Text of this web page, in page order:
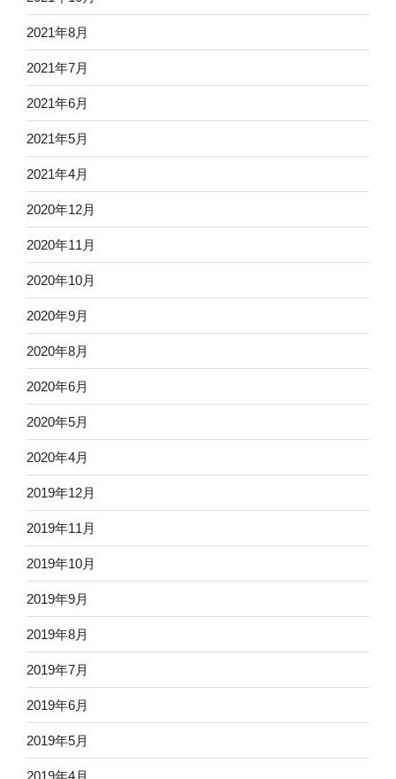
2021年8月
2021年7月
2021年6月
2021年5月
2021年4月
2020年12月
2020年11月
2020年10月
2020年9月
2020年8月
2020年6月
2020年5月
2020年4月
2019年12月
2019年11月
2019年10月
2019年9月
2019年8月
2019年7月
2019年6月
2019年5月
2019年4月